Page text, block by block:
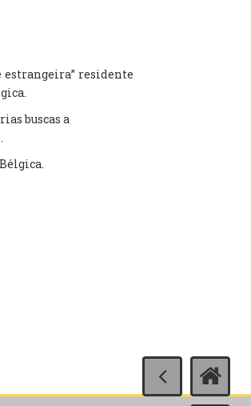
residente
buscas a